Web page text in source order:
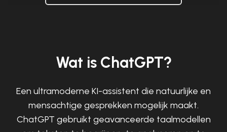
Wat is ChatGPT?
Een ultramoderne KI-assistent die natuurlijke en
mensachtige gesprekken mogelijk maakt.
ChatGPT gebruikt geavanceerde taalmodellen